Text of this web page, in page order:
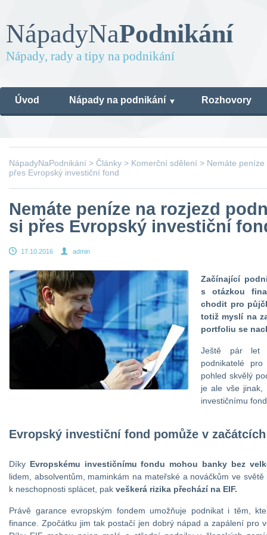
NápadyNaPodnikání
Nápady, rady a tipy na podnikání
Úvod Nápady na podnikání Rozhovory
NápadyNaPodnikání > Články > Komerční sdělení > Nemáte
přes Evropský investiční fond
Nemáte peníze na rozjezd
si přes Evropský investiční
17.10.2016 admin
Začínající
s otázkou
chodit pro
totiž myslí na
portfoliu se
Ještě pár let
podnikatelé
pohled skvělý
je ale vše jinak,
investičnímu
Evropský investiční fond pomůže v
Díky Evropskému investičnímu fondu mohou banky bez
lidem, absolventům, maminkám na mateřské a nováčkům ve
k neschopnosti splácet, pak veškerá rizika přechází na EIF.
Právě garance evropským fondem umožňuje podnikat i těm,
finance. Zpočátku jim tak postačí jen dobrý nápad a zapálení pro